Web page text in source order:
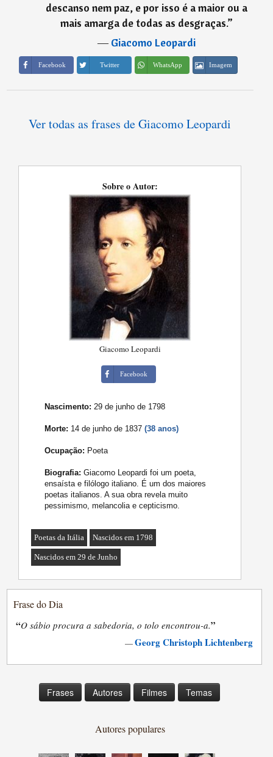
descanso nem paz, e por isso é a maior ou a
mais amarga de todas as desgraças.”
―Giacomo Leopardi
Facebook Twitter WhatsApp Imagem
Ver todas as frases de Giacomo Leopardi
Sobre o Autor:
Giacomo Leopardi
Facebook
Nascimento: 29 de junho de 1798
Morte: 14 de junho de 1837(38 anos)
Ocupação: Poeta
Biografia: Giacomo Leopardi foi um poeta,
ensaísta e filólogo italiano. É um dos maiores
poetas italianos. A sua obra revela muito
pessimismo, melancolia e cepticismo.
Poetas da Itália Nascidos em 1798
Nascidos em 29 de Junho
Frase do Dia
“O sábio procura a sabedoria, o tolo encontrou-a.”
—Georg Christoph Lichtenberg
Frases Autores Filmes Temas
Autores populares